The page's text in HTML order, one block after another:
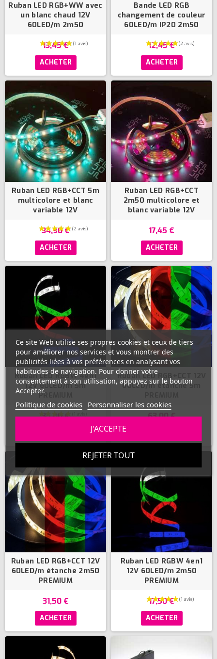
Ruban LED RGB+WW avec
un blanc chaud 12V
60LED/m 2m50
13,45 €
ACHETER
Bande LED RGB
changement de couleur
60LED/m IP20 2m50
12,45 €
ACHETER
Ruban LED RGB+CCT 5m
multicolore et blanc
variable 12V
34,90 €
ACHETER
Ruban LED RGB+CCT
2m50 multicolore et
blanc variable 12V
17,45 €
ACHETER
Ruban LED RGBW 4en1
12V 60LED/m 5m
PREMIUM
35,00 €
Ruban LED RGB+CCT 12V
60LED/m étanche 5m
63,00 €
Ruban LED RGB+CCT 12V
60LED/m étanche 2m50
PREMIUM
31,50 €
ACHETER
Ruban LED RGBW 4en1
12V 60LED/m 2m50
PREMIUM
17,50 €
ACHETER
Ce site Web utilise ses propres cookies et ceux de tiers
pour améliorer nos services et vous montrer des
publicités liées à vos préférences en analysant vos
habitudes de navigation. Pour donner votre
consentement à son utilisation, appuyez sur le bouton
Accepter.
Politique de cookies Personnaliser les cookies
REJETER TOUT
J'ACCEPTE